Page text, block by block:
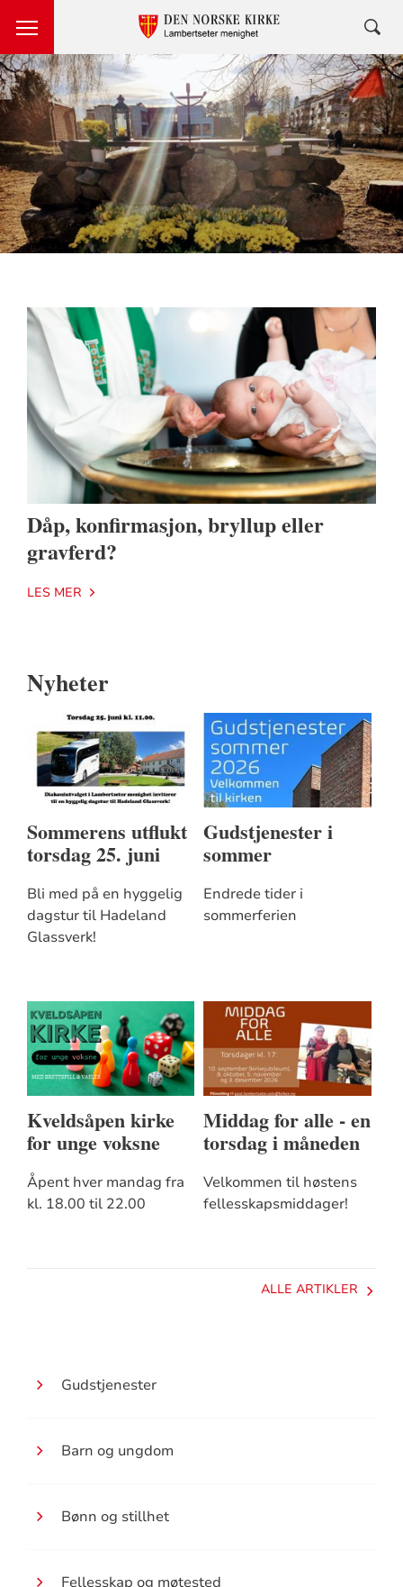
Dåp, konfirmasjon, bryllup eller
gravferd?
LES MER
Nyheter
Sommerens utflukt
torsdag 25. juni
Bli med på en hyggelig
dagstur til Hadeland
Glassverk!
Gudstjenester i
sommer
Endrede tider i
sommerferien
Kveldsåpen kirke
for unge voksne
Åpent hver mandag fra
kl. 18.00 til 22.00
Middag for alle - en
torsdag i måneden
Velkommen til høstens
fellesskapsmiddager!
ALLE ARTIKLER
VåreGudstjenester
Barn og ungdom
Bønn og stillhet
Fellesskap og møtested